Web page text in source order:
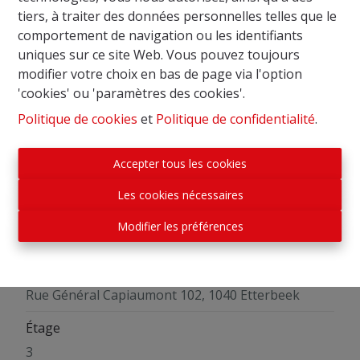
tiers, à traiter des données personnelles telles que le
comportement de navigation ou les identifiants
uniques sur ce site Web. Vous pouvez toujours
modifier votre choix en bas de page via l'option
'cookies' ou 'paramètres des cookies'.
Politique de cookies et Politique de confidentialité.
Accepter tous les cookies
Les cookies nécessaires
Modifier les préférences
Renseignements légaux,...) A proximité immédiate
de toutes les facilités, commerces, et transports.
Infos et visites: bd@immobollen.be.
Partager
Général
Rue Général Capiaumont 102, 1040 Etterbeek
Étage
3